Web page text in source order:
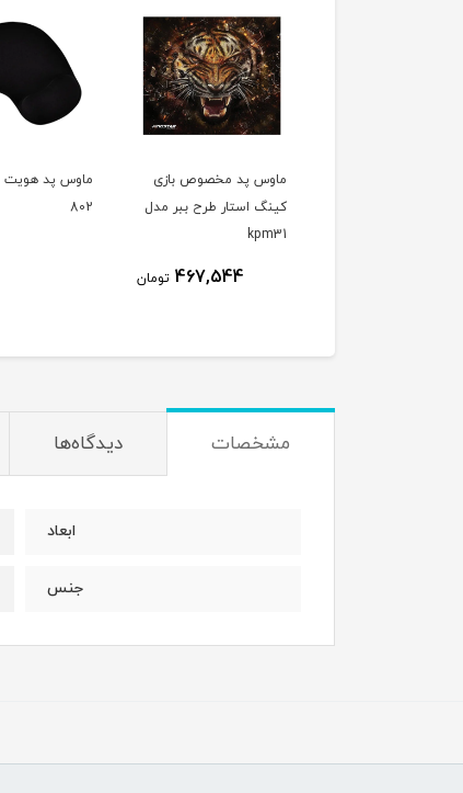
ماوس پد مخصوص بازی
کینگ استار طرح ببر مدل
kpm31
467,544 تومان
مشخصات دیدگاه‌ها
ابعاد
جنس